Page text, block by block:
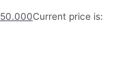
50.000Current price is: